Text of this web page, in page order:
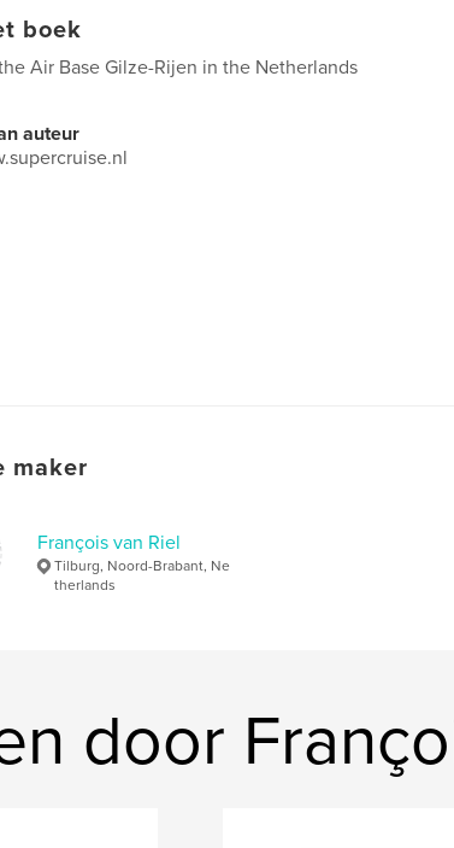
boek
Air Base Gilze-Rijen in the Netherlands
auteur
maker
François van Riel
Tilburg, Noord-Brabant, Ne
therlands
door